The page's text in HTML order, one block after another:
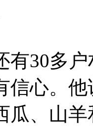
30多户
信心。
瓜、山